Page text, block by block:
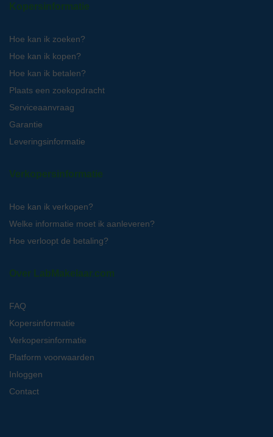
Kopersinformatie
Hoe kan ik zoeken?
Hoe kan ik kopen?
Hoe kan ik betalen?
Plaats een zoekopdracht
Serviceaanvraag
Garantie
Leveringsinformatie
Verkopersinformatie
Hoe kan ik verkopen?
Welke informatie moet ik aanleveren?
Hoe verloopt de betaling?
Over LabMakelaar.com
FAQ
Kopersinformatie
Verkopersinformatie
Platform voorwaarden
Inloggen
Contact